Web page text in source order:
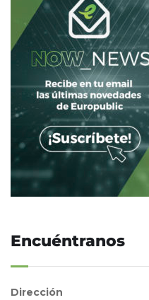
Encuéntranos
Dirección